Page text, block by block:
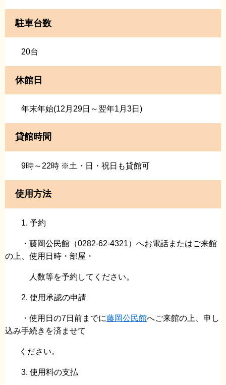
駐車台数
20台
休館日
年末年始(12月29日～翌年1月3日)
貸館時間
9時～22時 ※土・日・祝日も貸館可
使用方法
1. 予約
・藤岡公民館（0282-62-4321）へお電話またはご来館
の上、使用日時・部屋・
人数等を予約してください。
2. 使用承認の申請
・使用日の7日前までに藤岡公民館へご来館の上、申し
込み手続きを済ませて
ください。
3. 使用料の支払